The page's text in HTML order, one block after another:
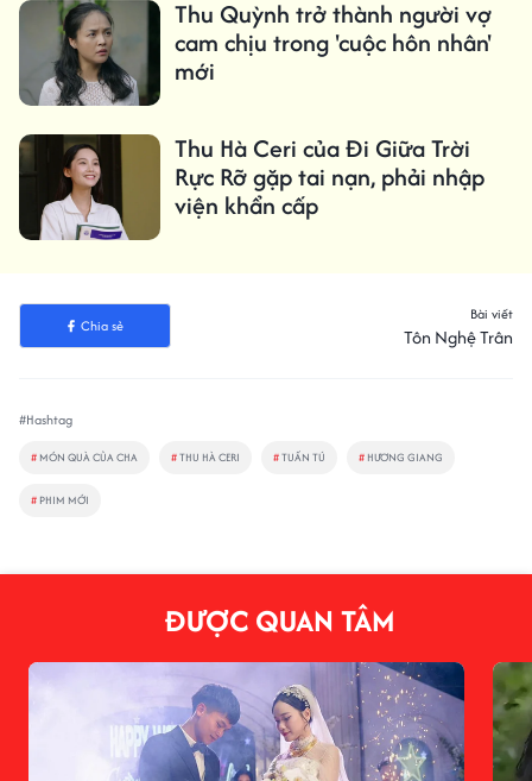
Thu Quỳnh trở thành người vợ
cam chịu trong 'cuộc hôn nhân'
mới
Thu Hà Ceri của Đi Giữa Trời
Rực Rỡ gặp tai nạn, phải nhập
viện khẩn cấp
Chia sẻ
Bài viết
Tôn Nghệ Trân
#Hashtag
# MÓN QUÀ CỦA CHA #THU HÀ CERI #TUẤN TÚ # HƯƠNG GIANG
# PHIM MỚI
ĐƯỢC QUAN TÂM